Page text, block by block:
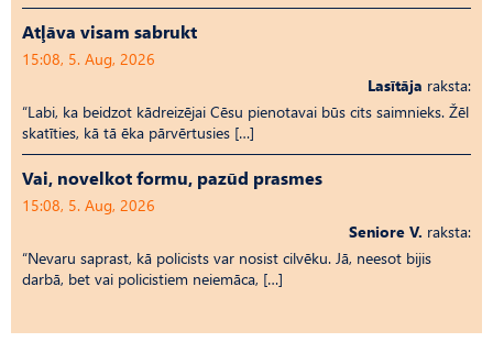
Atļāva visam sabrukt
15:08, 5. Aug, 2026
Lasītāja raksta:
“Labi, ka beidzot kādreizējai Cēsu pienotavai būs cits saimnieks. Žēl
skatīties, kā tā ēka pārvērtusies […]
Vai, novelkot formu, pazūd prasmes
15:08, 5. Aug, 2026
Seniore V. raksta:
“Nevaru saprast, kā policists var nosist cilvēku. Jā, neesot bijis
darbā, bet vai policistiem neiemāca, […]